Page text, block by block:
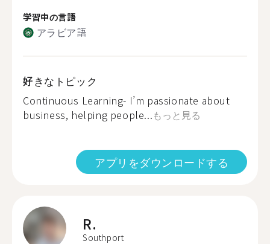
学習中の言語
アラビア語
好きなトピック
Continuous Learning- I’m passionate about
business, helping people...もっと見る
アプリをダウンロードする
R.
Southport